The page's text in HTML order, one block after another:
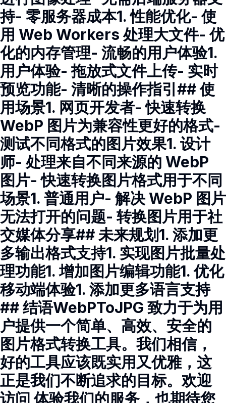
持- 零服务器成本1. 性能优化- 使
用 Web Workers 处理大文件- 优
化的内存管理- 流畅的用户体验1.
用户体验- 拖放式文件上传- 实时
预览功能- 清晰的操作指引## 使
用场景1. 网页开发者- 快速转换
WebP 图片为兼容性更好的格式-
测试不同格式的图片效果1. 设计
师- 处理来自不同来源的 WebP
图片- 快速转换图片格式用于不同
场景1. 普通用户- 解决 WebP 图片
无法打开的问题- 转换图片用于社
交媒体分享## 未来规划1. 添加更
多输出格式支持1. 实现图片批量处
理功能1. 增加图片编辑功能1. 优化
移动端体验1. 添加更多语言支持
## 结语WebPToJPG 致力于为用
户提供一个简单、高效、安全的
图片格式转换工具。我们相信，
好的工具应该既实用又优雅，这
正是我们不断追求的目标。欢迎
访问 体验我们的服务，也期待您